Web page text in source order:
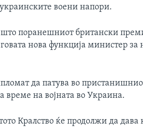
воени напори.
поранешниот британски
нова функција министер
да патува во
време на војната во Украина.
Кралство ќе продолжи да дава